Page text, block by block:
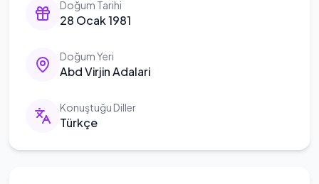
Doğum Tarihi
28 Ocak 1981
Doğum Yeri
Abd Virjin Adalari
Konuştuğu Diller
Türkçe